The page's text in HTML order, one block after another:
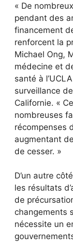
« De
pendant des
financement
renforcent la
Michael Ong,
médecine et
santé à
surveillance
Californie. «
nombreuses
récompenses
augmentant
de cesser. »
D’un autre
les résultats
de
changements
nécessite un